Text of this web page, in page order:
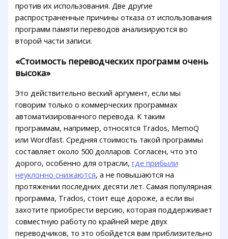
против их использования. Две другие
распространенные причины отказа от использования
программ памяти переводов анализируются во
второй части записи.
«Стоимость переводческих программ очень
высока»
Это действительно веский аргумент, если мы
говорим только о коммерческих программах
автоматизированного перевода. К таким
программам, например, относятся Trados, MemoQ
или Wordfast. Средняя стоимость такой программы
составляет около 500 долларов. Согласен, что это
дорого, особенно для отрасли,где прибыли
неуклонно снижаются, а не повышаются на
протяжении последних десяти лет. Самая популярная
программа, Trados, стоит еще дороже, а если вы
захотите приобрести версию, которая поддерживает
совместную работу по крайней мере двух
переводчиков, то это обойдется вам приблизительно